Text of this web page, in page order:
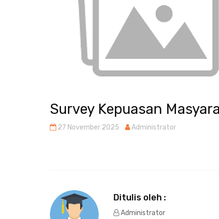
Survey Kepuasan
27 November 2025 Administrator
Ditulis oleh :
Administrator